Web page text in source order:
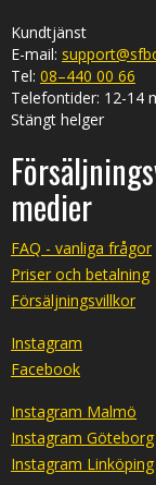
Kundtjänst
E-mail:
Tel: 08–440 00 66
Telefontider: 12-14
Stängt helger
medier
FAQ - vanliga frågor
Priser och betalning
Försäljningsvillkor
Instagram
Facebook
Instagram Malmö
Instagram Göteborg
Instagram Linköping